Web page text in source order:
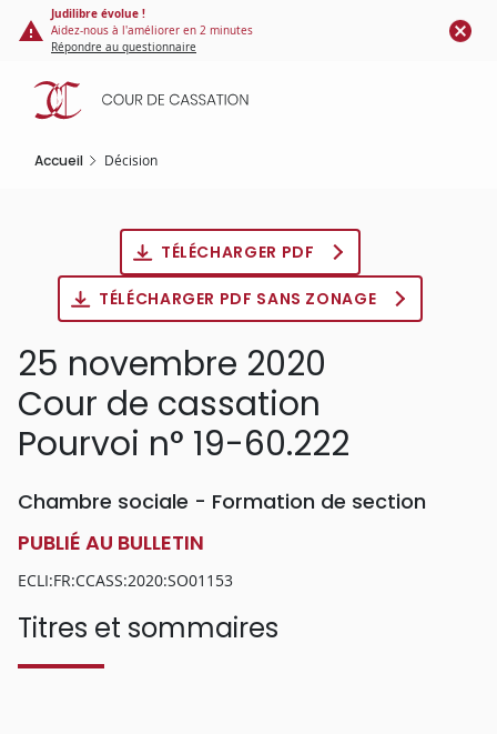
Panneau de gestion des cookies
contenu
principal
Judilibre évolue !
Aidez-nous à l'améliorer en 2 minutes
Répondre au questionnaire
Accueil Décision
TÉLÉCHARGER PDF
TÉLÉCHARGER PDF SANS ZONAGE
25 novembre 2020
Cour de cassation
Pourvoi n° 19-60.222
Chambre sociale - Formation de section
PUBLIÉ AU BULLETIN
ECLI:FR:CCASS:2020:SO01153
Titres et sommaires